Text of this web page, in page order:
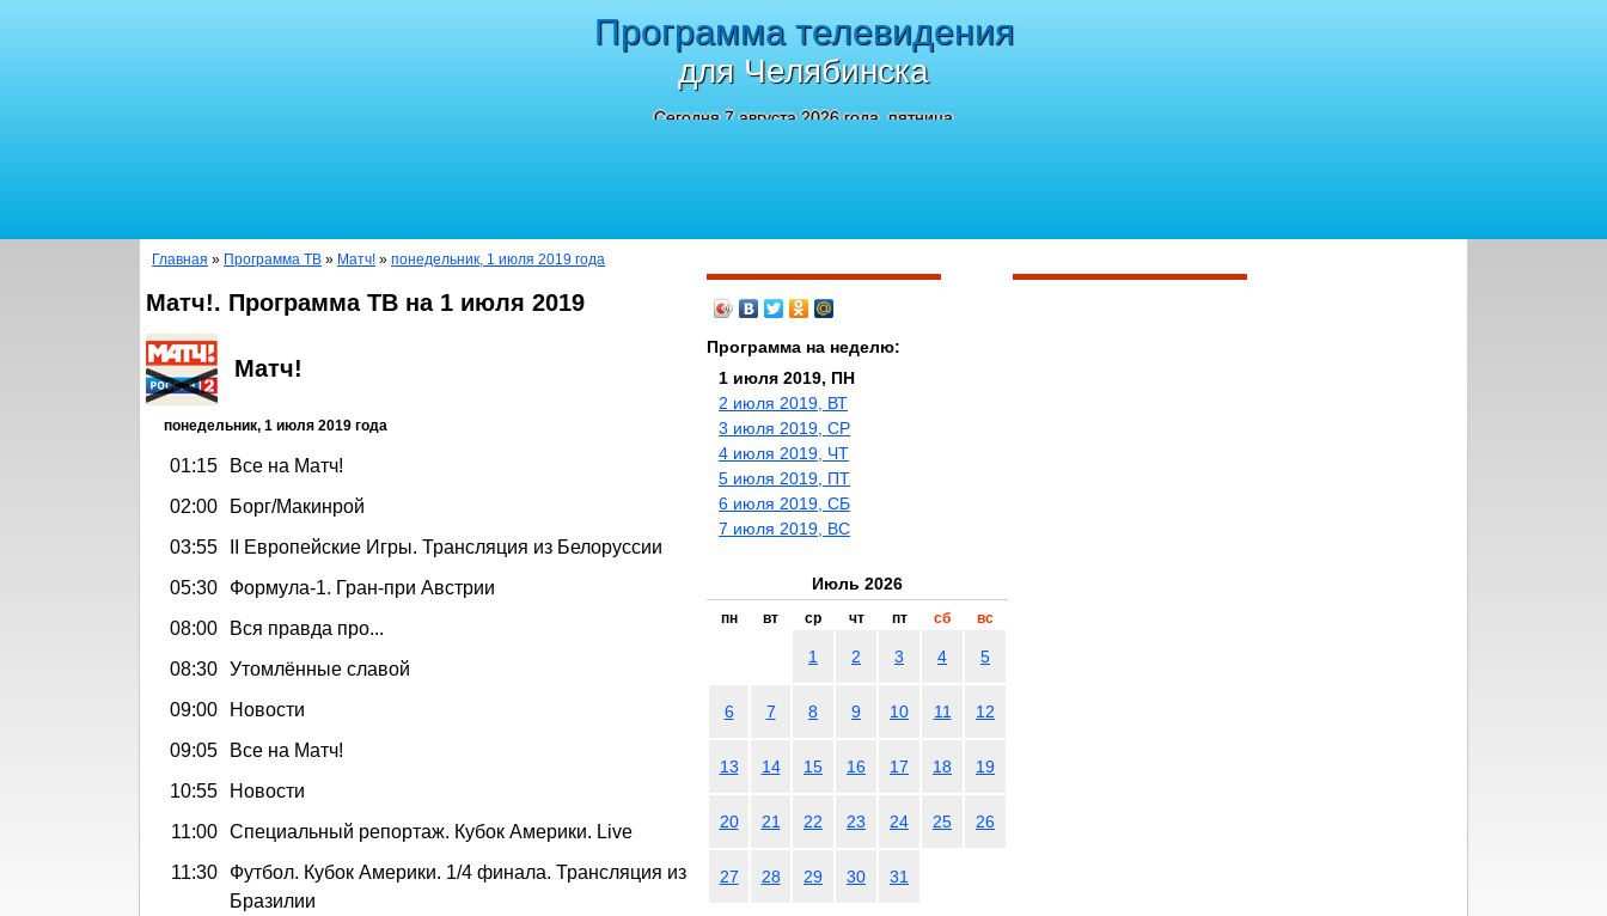
Программа телевидения
для Челябинска
Сегодня 7 августа 2026 года, пятница
Главная » Программа ТВ » Матч! » понедельник, 1 июля 2019 года
Матч!. Программа ТВ на 1 июля 2019
Матч!
понедельник, 1 июля 2019 года
01:15
Все на Матч!
02:00
Борг/Макинрой
03:55
II Европейские Игры. Трансляция из Белоруссии
05:30
Формула-1. Гран-при Австрии
08:00
Вся правда про...
08:30 Утомлённые славой
09:00
Новости
09:05
Все на Матч!
10:55
Новости
11:00 Специальный репортаж. Кубок Америки. Live
11:30
Футбол. Кубок Америки. 1/4 финала. Трансляция из
Бразилии
Программа на неделю:
1 июля 2019, ПН
2 июля 2019, ВТ
3 июля 2019, СР
4 июля 2019, ЧТ
5 июля 2019, ПТ
6 июля 2019, СБ
7 июля 2019, ВС
Июль 2026
пн вт ср чт пт сб вс
1 2 3 4 5
6 7 8 9 10 11 12
13 14 15 16 17 18 19
20 21 22 23 24 25 26
27 28 29 30 31